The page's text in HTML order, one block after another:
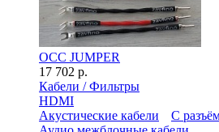
OCC JUMPER
17 702 р.
Кабели / Фильтры
HDMI
Акустические кабели
С